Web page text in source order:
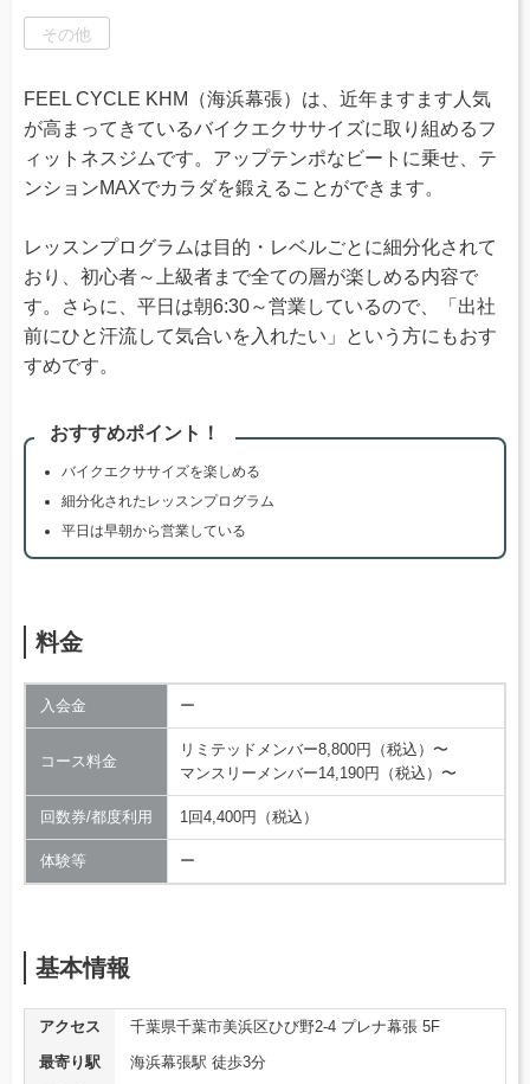
その他
FEEL CYCLE KHM（海浜幕張）は、近年ますます人気
が高まってきているバイクエクササイズに取り組めるフ
ィットネスジムです。アップテンポなビートに乗せ、テ
ンションMAXでカラダを鍛えることができます。
レッスンプログラムは目的・レベルごとに細分化されて
おり、初心者～上級者まで全ての層が楽しめる内容で
す。さらに、平日は朝6:30～営業しているので、「出社
前にひと汗流して気合いを入れたい」という方にもおす
すめです。
おすすめポイント！
バイクエクササイズを楽しめる
細分化されたレッスンプログラム
平日は早朝から営業している
料金
入会金 ー
コース料金
リミテッドメンバー8,800円（税込）〜
マンスリーメンバー14,190円（税込）〜
回数券/都度利用 1回4,400円（税込）
体験等 ー
基本情報
アクセス
千葉県千葉市美浜区ひび野2-4 プレナ幕張 5F
最寄り駅
海浜幕張駅 徒歩3分